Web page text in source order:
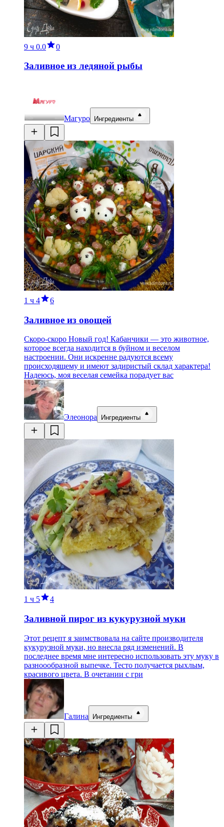
9 ч 0.0 0
Заливное из ледяной рыбы
Магуро Ингредиенты
1 ч 4 6
Заливное из овощей
Скоро-скоро Новый год! Кабанчики — это животное,
которое всегда находится в буйном и веселом
настроении. Они искренне радуются всему
происходящему и имеют задиристый склад характера!
Надеюсь, моя веселая семейка порадует вас
Элеонора Ингредиенты
1 ч 5 4
Заливной пирог из кукурузной муки
Этот рецепт я заимствовала на сайте производителя
кукурузной муки, но внесла ряд изменений. В
последнее время мне интересно использовать эту муку в
разноообразной выпечке. Тесто получается рыхлым,
красивого цвета. В очетании с гри
Галина Ингредиенты